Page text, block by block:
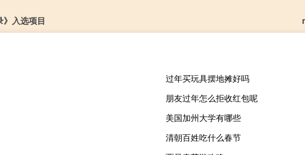
入选项目
过年买玩具摆地摊好吗
朋友过年怎么拒收红包呢
美国加州大学有哪些
清朝百姓吃什么春节